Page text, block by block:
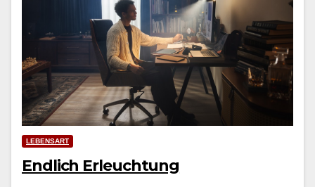
LEBENSART
Endlich Erleuchtung